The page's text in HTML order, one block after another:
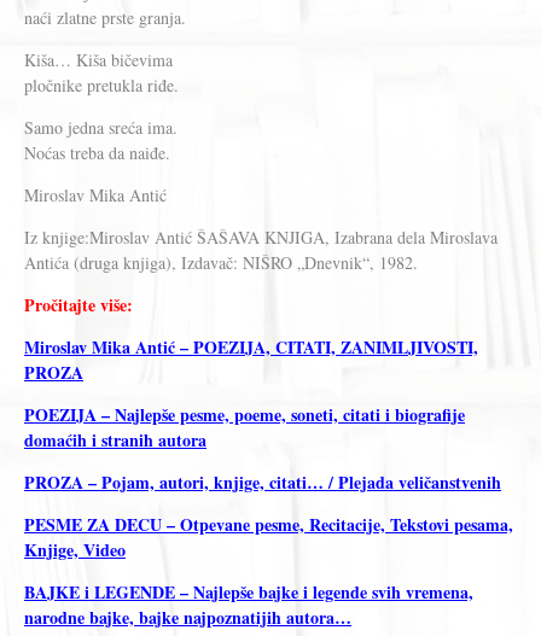
naći zlatne prste granja.
Kiša… Kiša bičevima
pločnike pretukla riđe.
Samo jedna sreća ima.
Noćas treba da naiđe.
Miroslav Mika Antić
Iz knjige:Miroslav Antić ŠAŠAVA KNJIGA, Izabrana dela Miroslava
Antića (druga knjiga), Izdavač: NIŠRO „Dnevnik“, 1982.
Pročitajte više:
Miroslav Mika Antić – POEZIJA, CITATI, ZANIMLJIVOSTI,
PROZA
POEZIJA – Najlepše pesme, poeme, soneti, citati i biografije
domaćih i stranih autora
PROZA – Pojam, autori, knjige, citati… / Plejada veličanstvenih
PESME ZA DECU – Otpevane pesme, Recitacije, Tekstovi pesama,
Knjige, Video
BAJKE i LEGENDE – Najlepše bajke i legende svih vremena,
narodne bajke, bajke najpoznatijih autora…